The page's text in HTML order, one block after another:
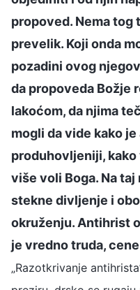
propoved. Nema
prevelik. Koji onda
pozadini ovog
da propoveda Božje
lakoćom, da njima
mogli da vide kako
produhovljeniji,
više voli Boga. Na
stekne divljenje i
okruženju. Antihrist
je vredno truda,
„Razotkrivanje